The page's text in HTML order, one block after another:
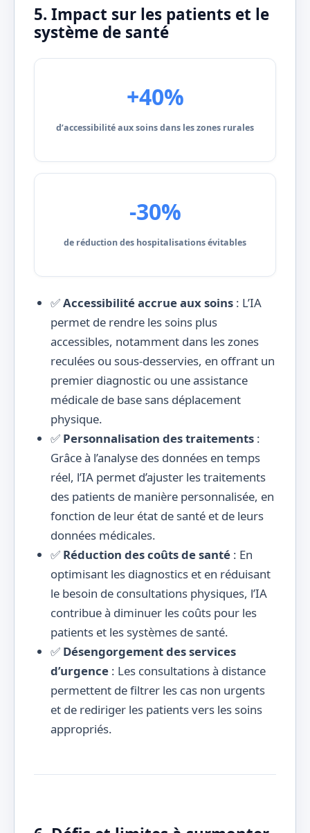
5. Impact sur les patients et le
système de santé
+40%
d’accessibilité aux soins dans les zones rurales
-30%
de réduction des hospitalisations évitables
✅Accessibilité accrue aux soins : L’IA
permet de rendre les soins plus
accessibles, notamment dans les zones
reculées ou sous-desservies, en offrant un
premier diagnostic ou une assistance
médicale de base sans déplacement
physique.
✅ Personnalisation des traitements :
Grâce à l’analyse des données en temps
réel, l’IA permet d’ajuster les traitements
des patients de manière personnalisée, en
fonction de leur état de santé et de leurs
données médicales.
✅ Réduction des coûts de santé : En
optimisant les diagnostics et en réduisant
le besoin de consultations physiques, l’IA
contribue à diminuer les coûts pour les
patients et les systèmes de santé.
✅ Désengorgement des services
d’urgence : Les consultations à distance
permettent de filtrer les cas non urgents
et de rediriger les patients vers les soins
appropriés.